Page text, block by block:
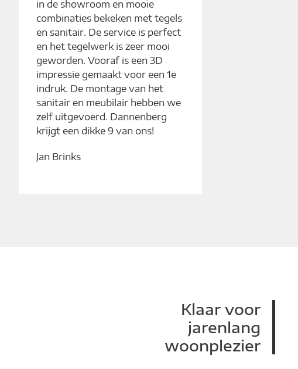
in de showroom en mooie
combinaties bekeken met tegels
en sanitair. De service is perfect
en het tegelwerk is zeer mooi
geworden. Vooraf is een 3D
impressie gemaakt voor een 1e
indruk. De montage van het
sanitair en meubilair hebben we
zelf uitgevoerd. Dannenberg
krijgt een dikke 9 van ons!
Jan Brinks
Klaar voor
jarenlang
woonplezier